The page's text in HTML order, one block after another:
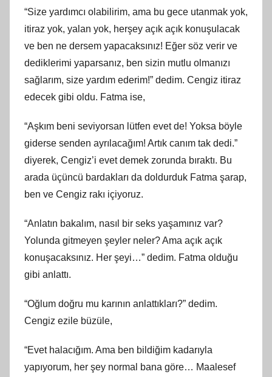
“Size yardımcı olabilirim, ama bu gece utanmak yok,
itiraz yok, yalan yok, herşey açık açık konuşulacak
ve ben ne dersem yapacaksınız! Eğer söz verir ve
dediklerimi yaparsanız, ben sizin mutlu olmanızı
sağlarım, size yardım ederim!” dedim. Cengiz itiraz
edecek gibi oldu. Fatma ise,
“Aşkım beni seviyorsan lütfen evet de! Yoksa böyle
giderse senden ayrılacağım! Artık canım tak dedi.”
diyerek, Cengiz’i evet demek zorunda bıraktı. Bu
arada üçüncü bardakları da doldurduk Fatma şarap,
ben ve Cengiz rakı içiyoruz.
“Anlatın bakalım, nasıl bir seks yaşamınız var?
Yolunda gitmeyen şeyler neler? Ama açık açık
konuşacaksınız. Her şeyi…” dedim. Fatma olduğu
gibi anlattı.
“Oğlum doğru mu karının anlattıkları?” dedim.
Cengiz ezile büzüle,
“Evet halacığım. Ama ben bildiğim kadarıyla
yapıyorum, her şey normal bana göre… Maalesef